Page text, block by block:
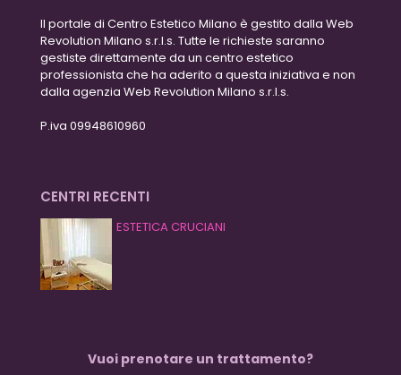
Il portale di Centro Estetico Milano è gestito dalla Web
Revolution Milano s.r.l.s. Tutte le richieste saranno
gestiste direttamente da un centro estetico
professionista che ha aderito a questa iniziativa e non
dalla agenzia Web Revolution Milano s.r.l.s.
P.iva 09948610960
CENTRI RECENTI
ESTETICA CRUCIANI
Vuoi prenotare un trattamento?